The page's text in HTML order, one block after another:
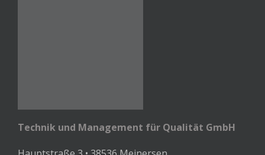
Technik und Management für Qualität GmbH